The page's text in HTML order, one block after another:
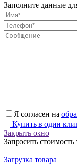
Заполните данные
Я согласен на
Купить в один
Закрыть окно
Запросить стоимость
Загрузка товара